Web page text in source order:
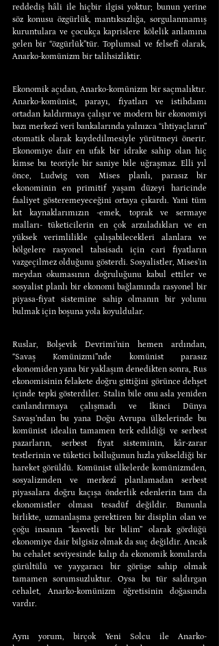
reddediş hâli ile hiçbir ilgisi yoktur; bunun yerine
söz konusu özgürlük, mantıksızlığa, sorgulanmamış
kuruntulara ve çocukça kaprislere kölelik anlamına
gelen bir “özgürlük”tür. Toplumsal ve felsefî olarak,
Anarko-komünizm bir talihsizliktir.
Ekonomik açıdan, Anarko-komünizm bir saçmalıktır.
Anarko-komünist, parayı, fiyatları ve istihdamı
ortadan kaldırmaya çalışır ve modern bir ekonomiyi
bazı merkezî veri bankalarında yalnızca “ihtiyaçların”
otomatik olarak kaydedilmesiyle yürütmeyi önerir.
Ekonomiye dair en ufak bir idrake sahip olan hiç
kimse bu teoriyle bir saniye bile uğraşmaz. Elli yıl
önce, Ludwig von Mises planlı, parasız bir
ekonominin en primitif yaşam düzeyi haricinde
faaliyet gösteremeyeceğini ortaya çıkardı. Yani tüm
kıt kaynaklarımızın -emek, toprak ve sermaye
malları- tüketicilerin en çok arzuladıkları ve en
yüksek verimlilikle çalışabilecekleri alanlara ve
bölgelere rasyonel tahsisadı için cari fiyatların
vazgeçilmez olduğunu gösterdi. Sosyalistler, Mises’in
meydan okumasının doğruluğunu kabul ettiler ve
sosyalist planlı bir ekonomi bağlamında rasyonel bir
piyasa-fiyat sistemine sahip olmanın bir yolunu
bulmak için boşuna yola koyuldular.
Ruslar, Bolşevik Devrimi’nin hemen ardından,
“Savaş Komünizmi”nde komünist parasız
ekonomiden yana bir yaklaşım denedikten sonra, Rus
ekonomisinin felakete doğru gittiğini görünce dehşet
içinde tepki gösterdiler. Stalin bile onu asla yeniden
canlandırmaya çalışmadı ve İkinci Dünya
Savaşı’ndan bu yana Doğu Avrupa ülkelerinde bu
komünist idealin tamamen terk edildiği ve serbest
pazarların, serbest fiyat sisteminin, kâr-zarar
testlerinin ve tüketici bolluğunun hızla yükseldiği bir
hareket görüldü. Komünist ülkelerde komünizmden,
sosyalizmden ve merkezî planlamadan serbest
piyasalara doğru kaçışa önderlik edenlerin tam da
ekonomistler olması tesadüf değildir. Bununla
birlikte, uzmanlaşma gerektiren bir disiplin olan ve
çoğu insanın “kasvetli bir bilim” olarak gördüğü
ekonomiye dair bilgisiz olmak da suç değildir. Ancak
bu cehalet seviyesinde kalıp da ekonomik konularda
gürültülü ve yaygaracı bir görüşe sahip olmak
tamamen sorumsuzluktur. Oysa bu tür saldırgan
cehalet, Anarko-komünizm öğretisinin doğasında
vardır.
Aynı yorum, birçok Yeni Solcu ile Anarko-